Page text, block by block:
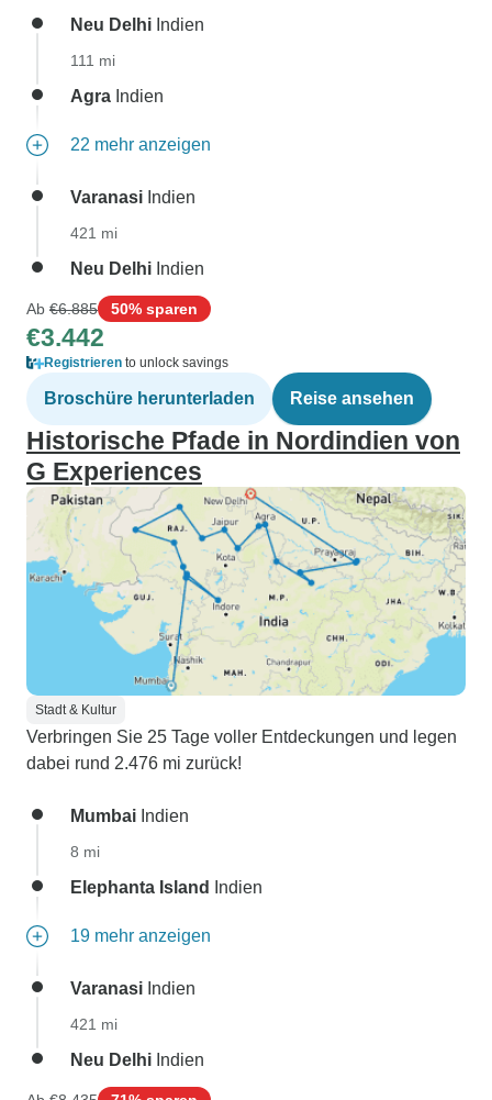
Neu Delhi Indien
111 mi
Agra Indien
22 mehr anzeigen
Varanasi Indien
421 mi
Neu Delhi Indien
Ab €6.885 50% sparen
€3.442
Registrieren to unlock savings
Broschüre herunterladen Reise ansehen
Historische Pfade in Nordindien von
G Experiences
Stadt & Kultur
Verbringen Sie 25 Tage voller Entdeckungen und legen
dabei rund 2.476 mi zurück!
Mumbai Indien
8 mi
Elephanta Island Indien
19 mehr anzeigen
Varanasi Indien
421 mi
Neu Delhi Indien